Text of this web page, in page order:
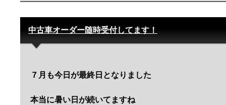
中古車オーダー随時受付してます！
７月も今日が最終日となりました
本当に暑い日が続いてますね